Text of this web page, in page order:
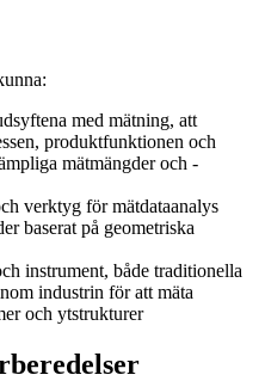
med mätning, att
produktfunktionen och
mätmängder och -
verktyg för mätdataanalys
baserat på geometriska
instrument, både traditionella
industrin för att mäta
och ytstrukturer